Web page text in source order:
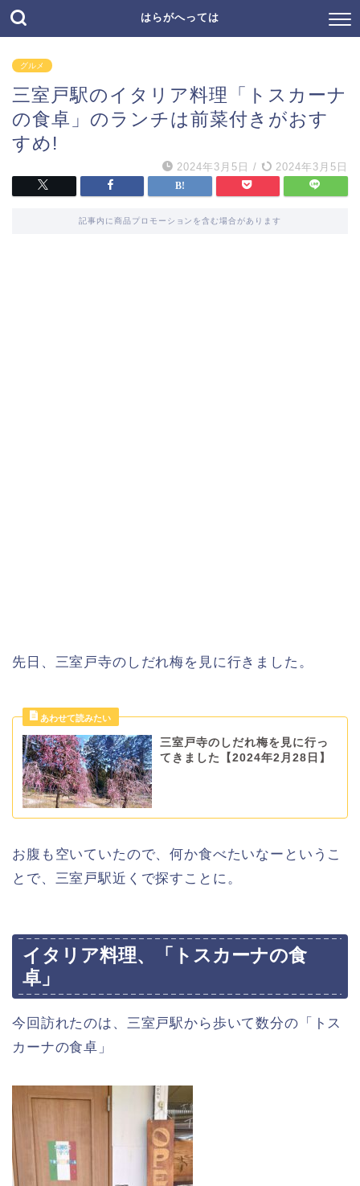
はらがへっては
グルメ
三室戸駅のイタリア料理「トスカーナ
の食卓」のランチは前菜付きがおす
すめ!
2024年3月5日 / 2024年3月5日
記事内に商品プロモーションを含む場合があります
先日、三室戸寺のしだれ梅を見に行きました。
三室戸寺のしだれ梅を見に行っ
てきました【2024年2月28日】
お腹も空いていたので、何か食べたいなーというこ
とで、三室戸駅近くで探すことに。
イタリア料理、「トスカーナの食
卓」
今回訪れたのは、三室戸駅から歩いて数分の「トス
カーナの食卓」